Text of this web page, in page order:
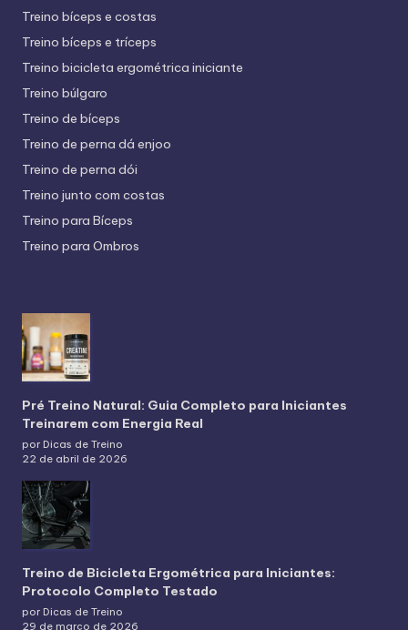
Treino bíceps e costas
Treino bíceps e tríceps
Treino bicicleta ergométrica iniciante
Treino búlgaro
Treino de bíceps
Treino de perna dá enjoo
Treino de perna dói
Treino junto com costas
Treino para Bíceps
Treino para Ombros
Pré Treino Natural: Guia Completo para Iniciantes
Treinarem com Energia Real
por Dicas de Treino
22 de abril de 2026
Treino de Bicicleta Ergométrica para Iniciantes:
Protocolo Completo Testado
por Dicas de Treino
29 de março de 2026